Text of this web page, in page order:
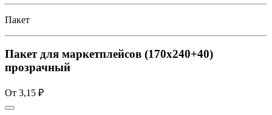
Пакет
Пакет для маркетплейсов (170x240+40)
прозрачный
От 3,15 ₽